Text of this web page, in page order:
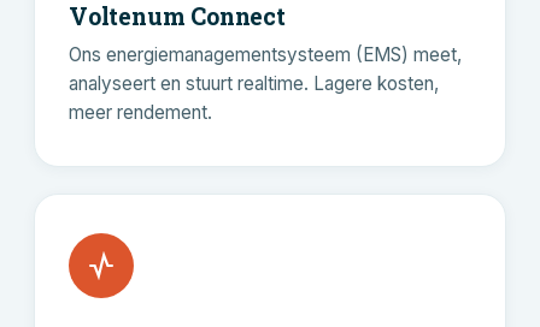
Voltenum Connect
Ons energiemanagementsysteem (EMS) meet,
analyseert en stuurt realtime. Lagere kosten,
meer rendement.